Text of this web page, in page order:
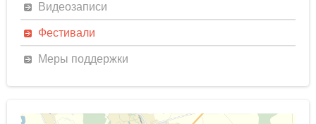
Видеозаписи
Фестивали
Меры поддержки